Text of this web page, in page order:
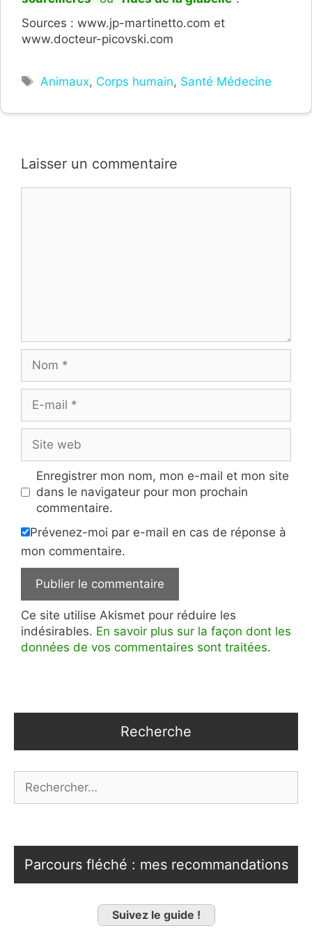
Sources : www.jp-martinetto.com et
www.docteur-picovski.com
Étiquettes
Animaux, Corps humain, Santé Médecine
Laisser un commentaire
mail
web
Enregistrer mon nom, mon e-mail et mon site
dans le navigateur pour mon prochain
commentaire.
Prévenez-moi par e-mail en cas de réponse à
mon commentaire.
Ce site utilise Akismet pour réduire les
indésirables. En savoir plus sur la façon dont les
données de vos commentaires sont traitées.
Recherche
Parcours fléché : mes recommandations
Suivez le guide !